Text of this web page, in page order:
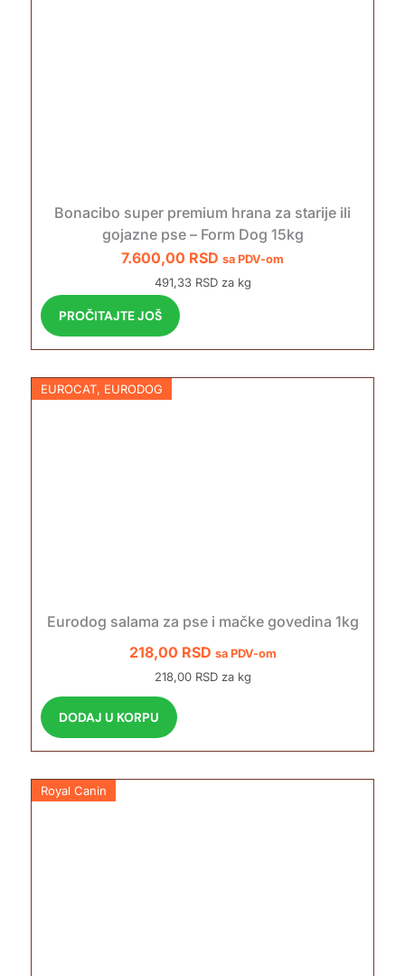
Bonacibo super premium hrana za starije ili
gojazne pse – Form Dog 15kg
7.600,00 RSD sa PDV-om
491,33 RSD za kg
PROČITAJTE JOŠ
EUROCAT, EURODOG
Eurodog salama za pse i mačke govedina 1kg
218,00 RSD sa PDV-om
218,00 RSD za kg
DODAJ U KORPU
Royal Canin